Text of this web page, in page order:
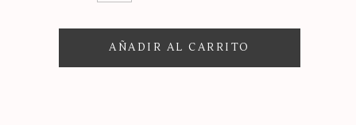
PALACE
quantity
AÑADIR AL CARRITO